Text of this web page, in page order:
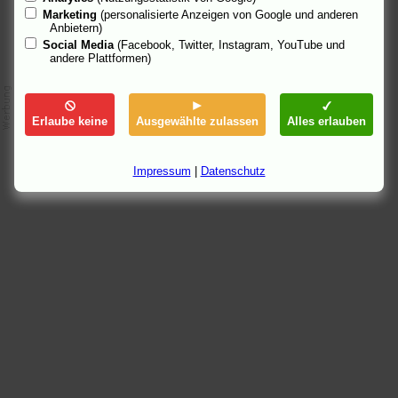
Marketing (personalisierte Anzeigen von Google und anderen
Anbietern)
Social Media (Facebook, Twitter, Instagram, YouTube und
andere Plattformen)
Erlaube keine Ausgewählte zulassen Alles erlauben
Impressum Datenschutz